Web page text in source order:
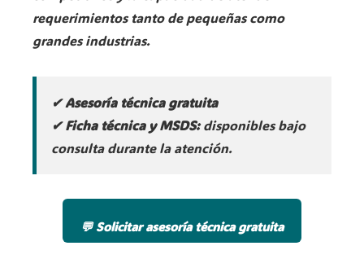
requerimientos tanto de pequeñas como
grandes industrias.
✔ Asesoría técnica gratuita
✔ Ficha técnica y MSDS:disponibles bajo
consulta durante la atención.
💬 Solicitar asesoría técnica gratuita